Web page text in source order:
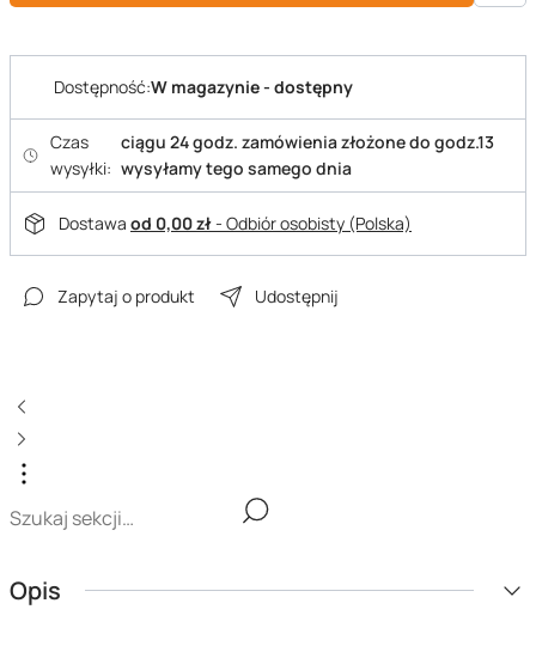
Dostępność:W magazynie - dostępny
Czas
wysyłki:
ciągu 24 godz. zamówienia złożone do godz.13
wysyłamy tego samego dnia
Dostawa od 0,00 zł- Odbiór osobisty (Polska)
Zapytaj o produkt Udostępnij
Opis